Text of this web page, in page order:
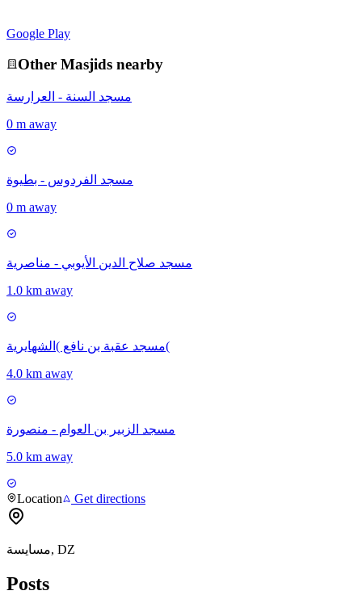
Google Play
Other Masjids nearby
مسجد السنة - العرارسة
0 m away
مسجد الفردوس - بطيوة
0 m away
مسجد صلاح الدين الأيوبي - مناصرية
1.0 km away
مسجد عقبة بن نافع )الشهايرية(
4.0 km away
مسجد الزبير بن العوام - منصورة
5.0 km away
Location Get directions
مسايسة, DZ
Posts